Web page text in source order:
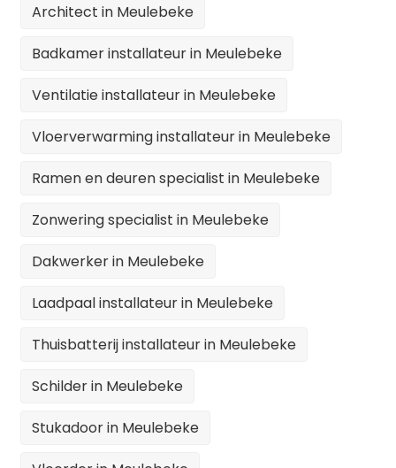
Architect in Meulebeke
Badkamer installateur in Meulebeke
Ventilatie installateur in Meulebeke
Vloerverwarming installateur in Meulebeke
Ramen en deuren specialist in Meulebeke
Zonwering specialist in Meulebeke
Dakwerker in Meulebeke
Laadpaal installateur in Meulebeke
Thuisbatterij installateur in Meulebeke
Schilder in Meulebeke
Stukadoor in Meulebeke